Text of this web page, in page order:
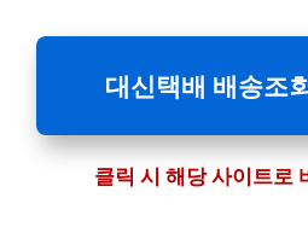
대신택배 배송조
클릭 시 해당 사이트로